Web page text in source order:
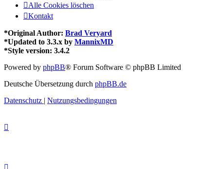
Alle Cookies löschen
Kontakt
*Original Author: Brad Veryard
*Updated to 3.3.x by MannixMD
*Style version: 3.4.2
Powered by phpBB® Forum Software © phpBB Limited
Deutsche Übersetzung durch phpBB.de
Datenschutz | Nutzungsbedingungen